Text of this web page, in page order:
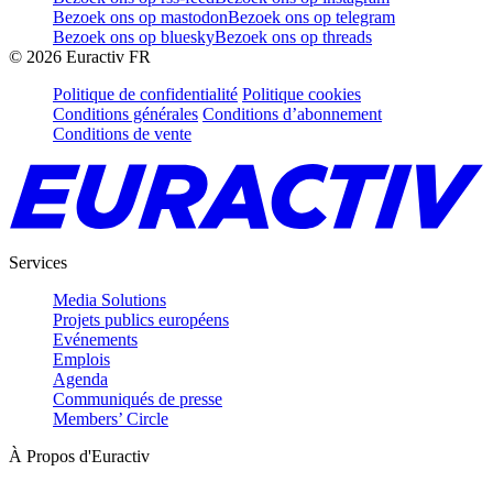
Bezoek ons op mastodonBezoek ons op telegram
Bezoek ons op blueskyBezoek ons op threads
© 2026 Euractiv FR
Politique de confidentialité Politique cookies
Conditions générales Conditions d’abonnement
Conditions de vente
Services
Media Solutions
Projets publics européens
Evénements
Emplois
Agenda
Communiqués de presse
Members’ Circle
À Propos d'Euractiv